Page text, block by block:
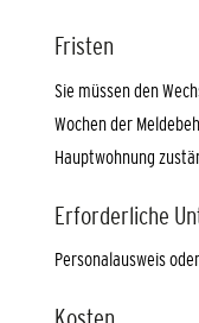
Fristen
Sie müssen den
Wochen der
Hauptwohnung
Erforderliche
Personalausweis